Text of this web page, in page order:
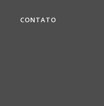
CONTATO